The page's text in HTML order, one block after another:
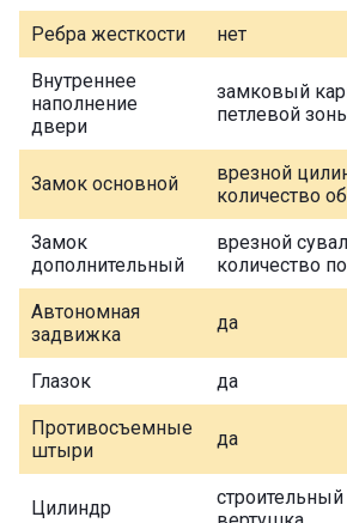
Ребра жесткости нет
Внутреннее
наполнение
двери
замковый
петлевой
Замок основной
врезной
количество
Замок
дополнительный
врезной
количество
Автономная
задвижка
да
Глазок да
Противосъемные
штыри
да
Цилиндр